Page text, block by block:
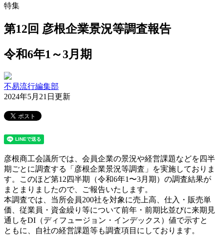
特集
第12回 彦根企業景況等調査報告
令和6年1～3月期
不易流行編集部
2024年5月21日更新
彦根商工会議所では、会員企業の景況や経営課題などを四半
期ごとに調査する「彦根企業景況等調査」を実施しておりま
す。このほど第12四半期（令和6年1〜3月期）の調査結果が
まとまりましたので、ご報告いたします。
本調査では、当所会員200社を対象に売上高、仕入・販売単
価、従業員・資金繰り等について前年・前期比並びに来期見
通しをDI（ディフュージョン・インデックス）値で示すと
ともに、自社の経営課題等も調査項目にしております。